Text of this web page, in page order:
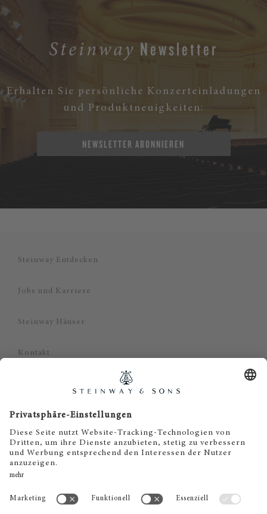
Steinway Newsletter
Erhalten Sie persönliche Konzerteinladungen
und Produktneuigkeiten:
NEWSLETTER ABONNIEREN
Steinway Entdecken
Jobs und Karriere
Steinway Häuser
Kontakt
Impressum
Haftungsausschluss
Cookie Zustimmung